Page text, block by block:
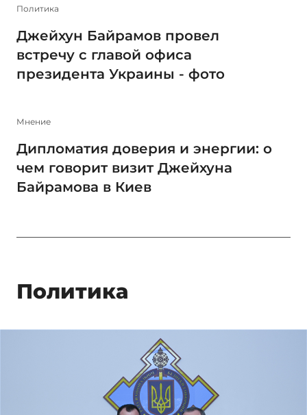
Политика
Джейхун Байрамов провел
встречу с главой офиса
президента Украины - фото
Мнение
Дипломатия доверия и энергии: о
чем говорит визит Джейхуна
Байрамова в Киев
Политика